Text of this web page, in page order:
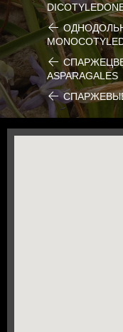
ASPARAGALES
СПАРЖЕВЫЕ